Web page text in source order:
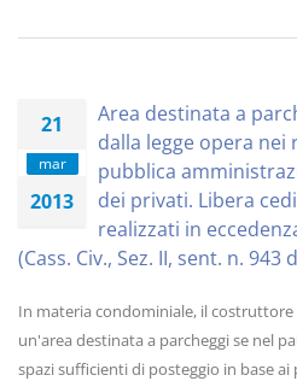
21
mar
2013
Area destinata a
dalla legge opera
pubblica
dei privati. Libera
realizzati in
(Cass. Civ., Sez. II, sent. n. 943
In materia condominiale, il
un'area destinata a parcheggi se nel
spazi sufficienti di posteggio in base ai